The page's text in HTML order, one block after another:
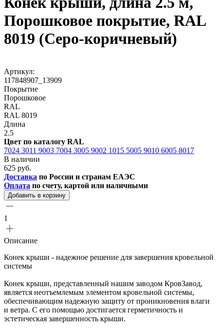
Порошковое покрытие, RAL
8019 (Серо-коричневый)
Артикул:
117848907_13909
Покрытие
Порошковое
RAL
RAL 8019
Длина
2.5
Цвет по каталогу RAL
7024 3011 9003 7004 3005 9002 1015 5005 9010 6005 8017
В наличии
625 руб.
Доставка по России и странам ЕАЭС
Оплата по счету, картой или наличными
Добавить в корзину
1
Описание
Конек крыши - надежное решение для завершения кровельной
системы
Конек крыши, представленный нашим заводом КровЗавод,
является неотъемлемым элементом кровельной системы,
обеспечивающим надежную защиту от проникновения влаги
и ветра. С его помощью достигается герметичность и
эстетическая завершенность крыши.